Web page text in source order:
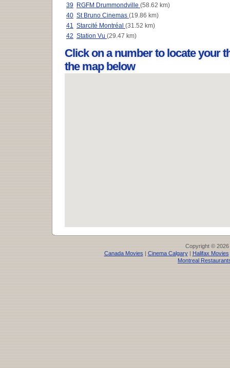
39
RGFM Drummondville (58.62 km)
40 St Bruno Cinemas (19.86 km)
41 Starcité Montréal (31.52 km)
42 Station Vu (29.47 km)
Click on a number to locate your
the map below
Copyright © 2026
Canada Movies | Cinema Calgary| Halifax Movies
Montreal